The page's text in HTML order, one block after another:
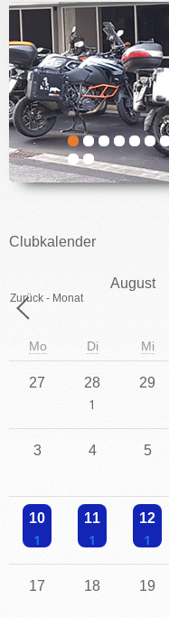
Clubkalender
Zurück - Monat
Monat
Mo Di Mi
27 28 29
3 4 5
10 11 12
17 18 19